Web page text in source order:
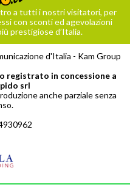
a tutti i nostri visitatori, per
con sconti ed agevolazioni
prestigiose d’Italia.
d'Italia - Kam Group
registrato in concessione a
srl
anche parziale senza